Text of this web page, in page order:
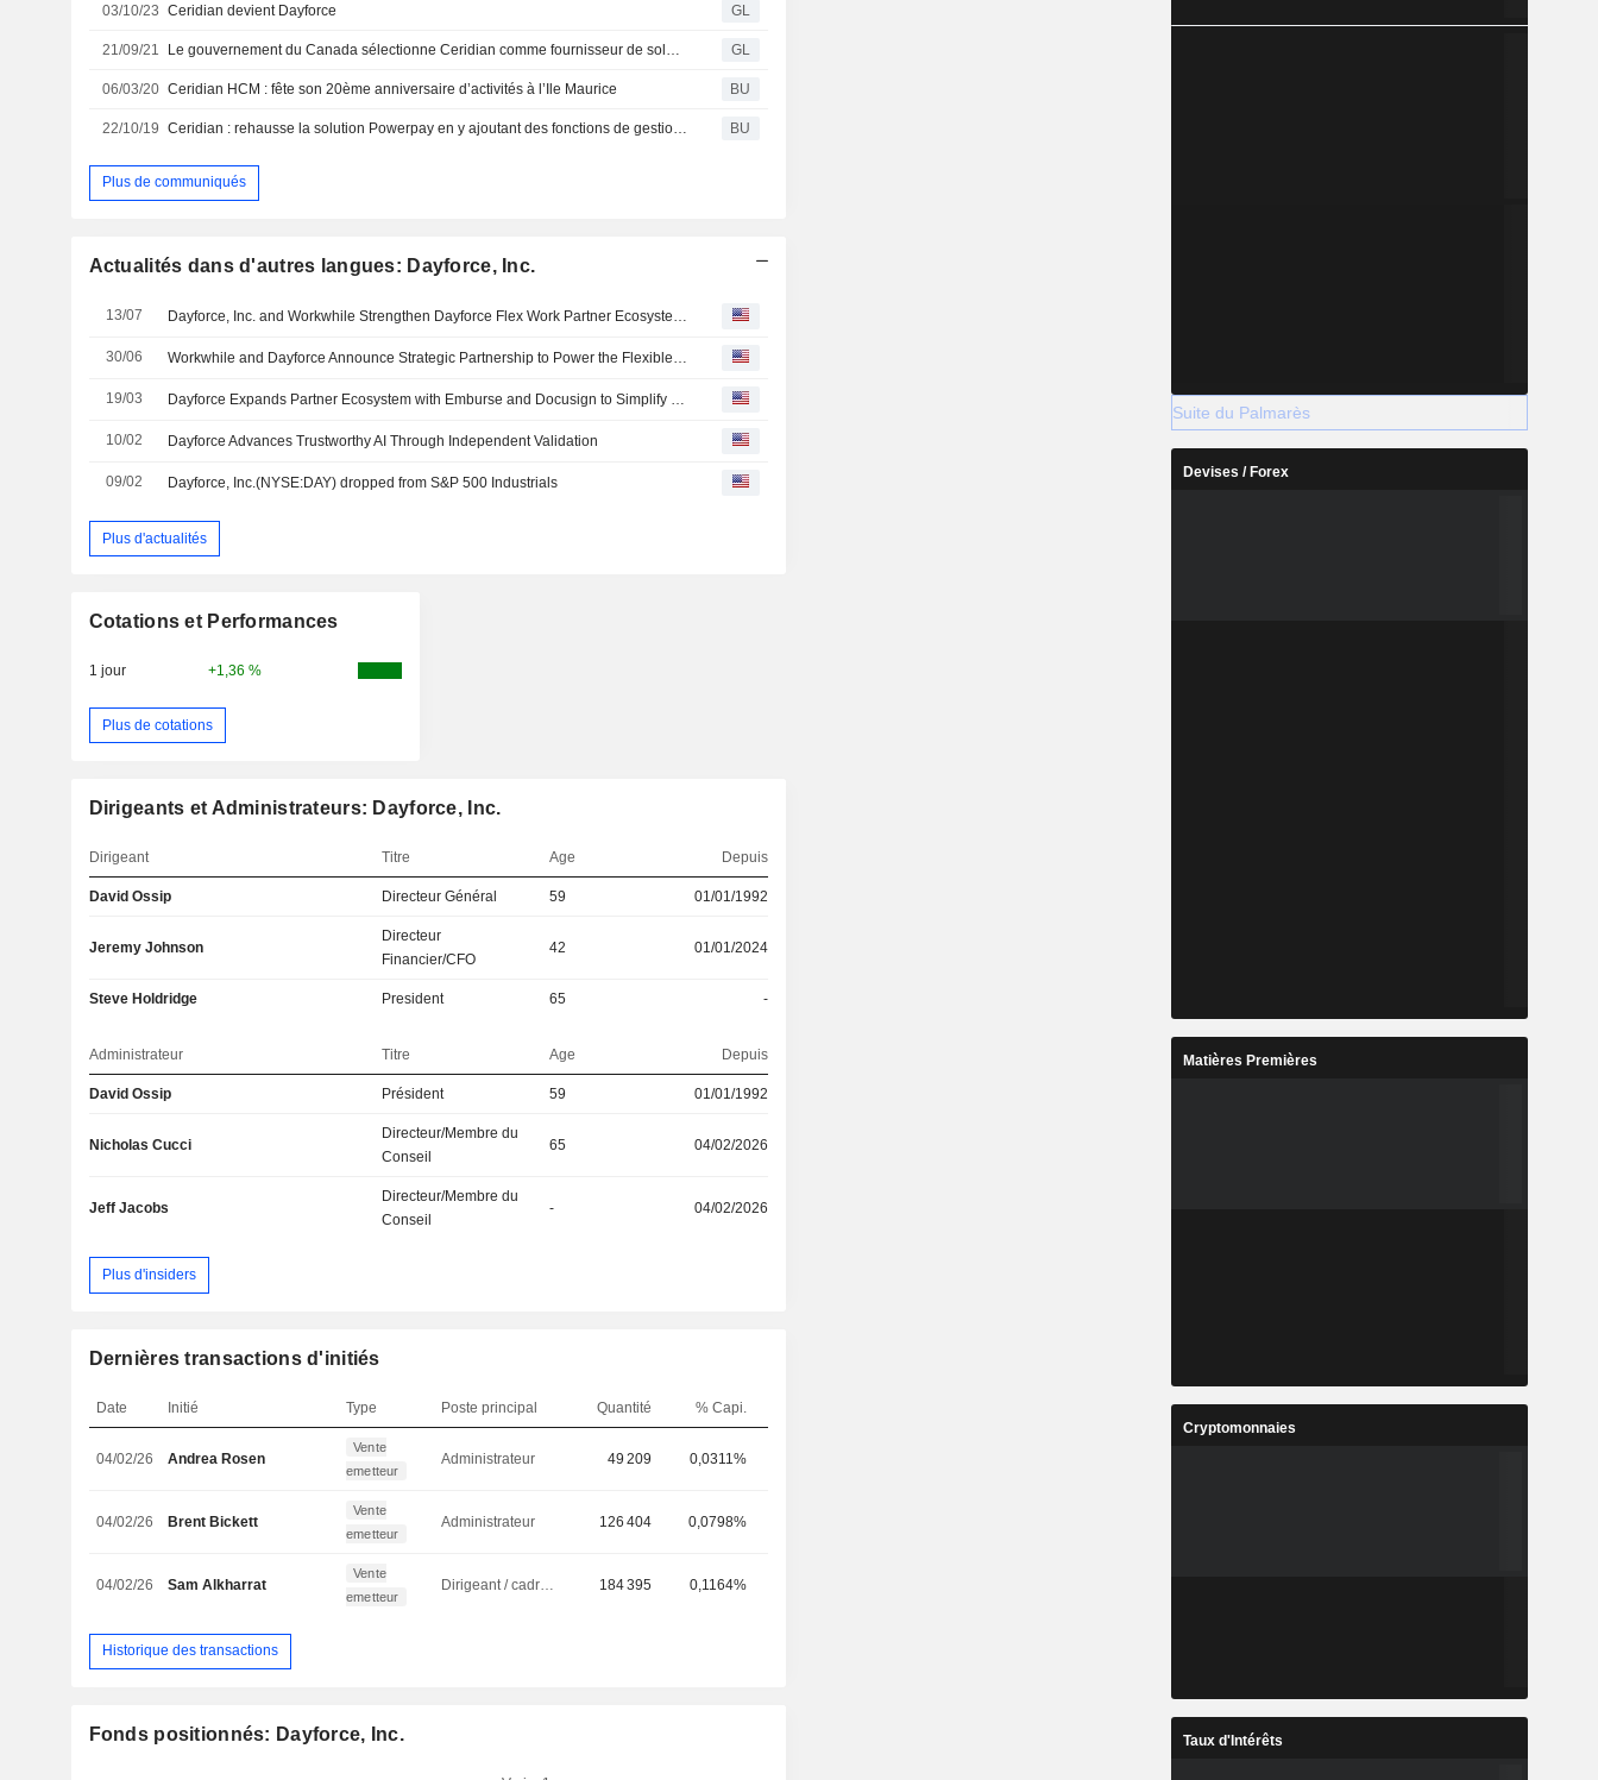
03/10/23 Ceridian devient Dayforce GL
21/09/21 GL
06/03/20 Ceridian HCM : fête son 20ème anniversaire d’activités à l’Ile Maurice BU
22/10/19 BU
Plus de communiqués
Actualités dans d'autres langues: Dayforce, Inc.
13/07 Dayforce, Inc. and Workwhile Strengthen Dayforce Flex Work Partner Ecosystem with Strategic Alliance
30/06 Workwhile and Dayforce Announce Strategic Partnership to Power the Flexible Hourly Workforce for Leading Enterprises
19/03 Dayforce Expands Partner Ecosystem with Emburse and Docusign to Simplify Finance and HR Workflows for Customers
10/02 Dayforce Advances Trustworthy AI Through Independent Validation
09/02 Dayforce, Inc.(NYSE:DAY) dropped from S&P 500 Industrials
Plus d'actualités
Cotations et Performances
1 jour +1,36 %
Plus de cotations
Dirigeants et Administrateurs: Dayforce, Inc.
Dirigeant Titre Age Depuis
David Ossip Directeur Général 59 01/01/1992
Jeremy Johnson
Directeur
Financier/CFO
42 01/01/2024
Steve Holdridge President 65 -
Administrateur Titre Age Depuis
David Ossip Président 59 01/01/1992
Nicholas Cucci
Directeur/Membre du
Conseil
65 04/02/2026
Jeff Jacobs
Directeur/Membre du
Conseil
- 04/02/2026
Plus d'insiders
Dernières transactions d'initiés
Date Initié Type Poste principal Quantité % Capi.
04/02/26 Andrea Rosen
Vente
emetteur
Administrateur 49 209 0,0311%
04/02/26 Brent Bickett
Vente
emetteur
Administrateur 126 404 0,0798%
04/02/26 Sam Alkharrat
Vente
emetteur
184 395 0,1164%
Historique des transactions
Fonds positionnés: Dayforce, Inc.
Suite du Palmarès
Devises / Forex
Matières Premières
Cryptomonnaies
Taux d'Intérêts